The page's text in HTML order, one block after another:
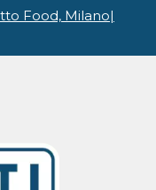
Food, Milano|